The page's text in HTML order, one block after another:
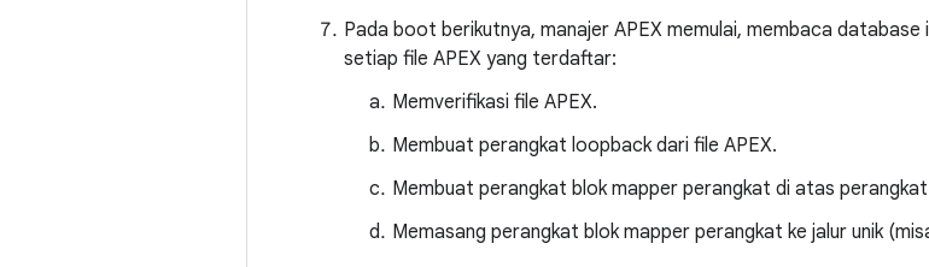
Pada boot berikutnya, manajer APEX memulai, membaca database
setiap file APEX yang terdaftar:
Memverifikasi file APEX.
Membuat perangkat loopback dari file APEX.
Membuat perangkat blok mapper perangkat di atas
Memasang perangkat blok mapper perangkat ke jalur unik